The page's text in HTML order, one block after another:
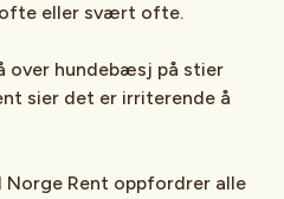
eller svært ofte.
over hundebæsj på stier
sier det er irriterende å
Rent oppfordrer alle